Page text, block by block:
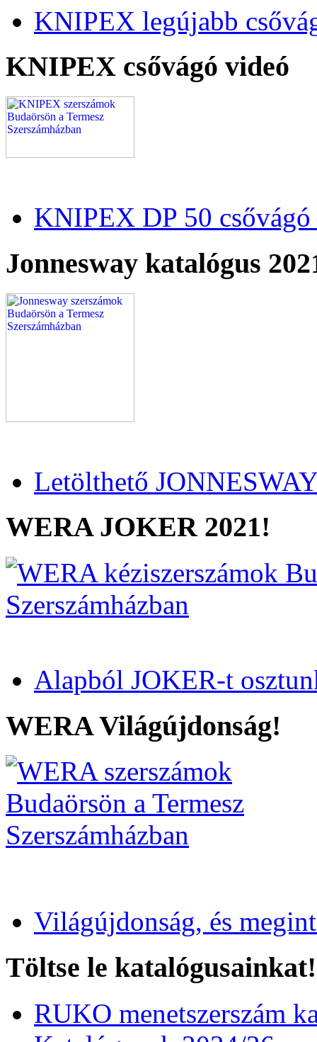
KNIPEX legújabb
KNIPEX csővágó videó
KNIPEX DP 50
Jonnesway katalógus
Letölthető
WERA JOKER 2021!
Alapból JOKER-t
WERA Világújdonság!
Világújdonság, és
Töltse le katalógusainkat!
RUKO menetszerszám